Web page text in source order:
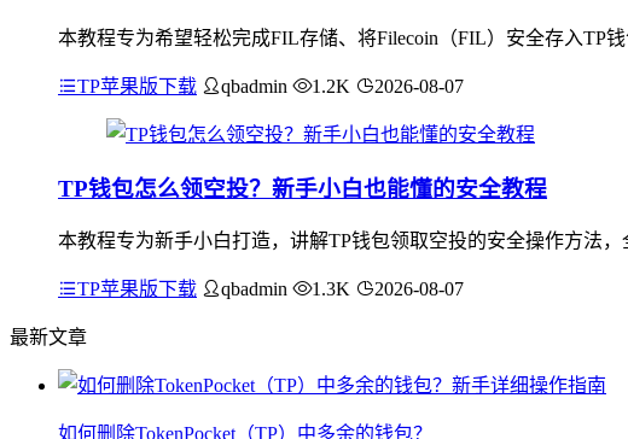
本教程专为希望轻松完成FIL存储、将Filecoin（FIL）安全存入TP
TP苹果版下载 qbadmin 1.2K 2026-08-07
TP钱包怎么领空投？新手小白也能懂的安全教程
本教程专为新手小白打造，讲解TP钱包领取空投的安全操作方法
TP苹果版下载 qbadmin 1.3K 2026-08-07
最新文章
如何删除TokenPocket（TP）中多余的钱包？